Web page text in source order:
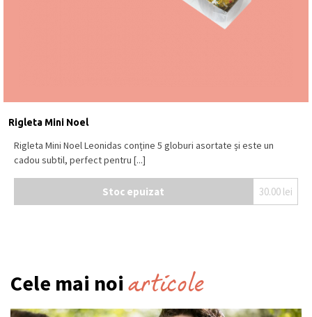
Rigleta Mini Noel
Rigleta Mini Noel Leonidas conține 5 globuri asortate și este un
cadou subtil, perfect pentru [...]
Stoc epuizat 30.00 lei
Cele mai noi articole